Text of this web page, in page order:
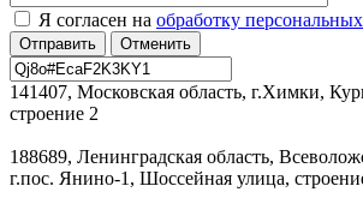
Я согласен на обработку
Отменить
141407, Московская область, г.Химки,
строение 2
188689, Ленинградская область,
г.пос. Янино-1, Шоссейная улица,